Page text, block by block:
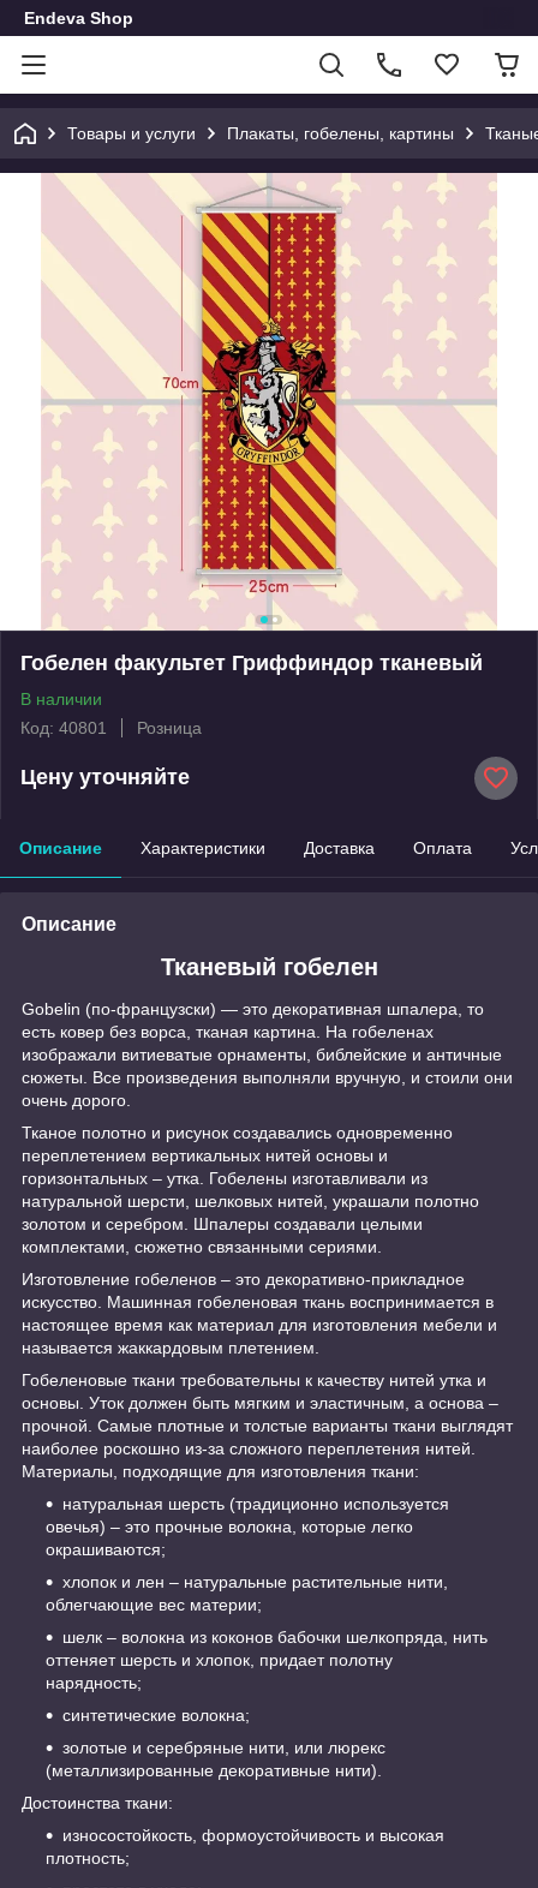
Endeva Shop
Товары и услуги Плакаты, гобелены, картины
Гобелен факультет Гриффиндор тканевый
В наличии
Код: 40801
Розница
Цену уточняйте
Описание Характеристики Доставка Оплата
Описание
Тканевый гобелен
Gobelin (по-французски) — это декоративная шпалера, то
есть ковер без ворса, тканая картина. На гобеленах
изображали витиеватые орнаменты, библейские и античные
сюжеты. Все произведения выполняли вручную, и стоили они
очень дорого.
Тканое полотно и рисунок создавались одновременно
переплетением вертикальных нитей основы и
горизонтальных – утка. Гобелены изготавливали из
натуральной шерсти, шелковых нитей, украшали полотно
золотом и серебром. Шпалеры создавали целыми
комплектами, сюжетно связанными сериями.
Изготовление гобеленов – это декоративно-прикладное
искусство. Машинная гобеленовая ткань воспринимается в
настоящее время как материал для изготовления мебели и
называется жаккардовым плетением.
Гобеленовые ткани требовательны к качеству нитей утка и
основы. Уток должен быть мягким и эластичным, а основа –
прочной. Самые плотные и толстые варианты ткани выглядят
наиболее роскошно из-за сложного переплетения нитей.
Материалы, подходящие для изготовления ткани:
натуральная шерсть (традиционно используется
овечья) – это прочные волокна, которые легко
окрашиваются;
хлопок и лен – натуральные растительные нити,
облегчающие вес материи;
шелк – волокна из коконов бабочки шелкопряда, нить
оттеняет шерсть и хлопок, придает полотну
нарядность;
синтетические волокна;
золотые и серебряные нити, или люрекс
(металлизированные декоративные нити).
Достоинства ткани:
износостойкость, формоустойчивость и высокая
плотность;